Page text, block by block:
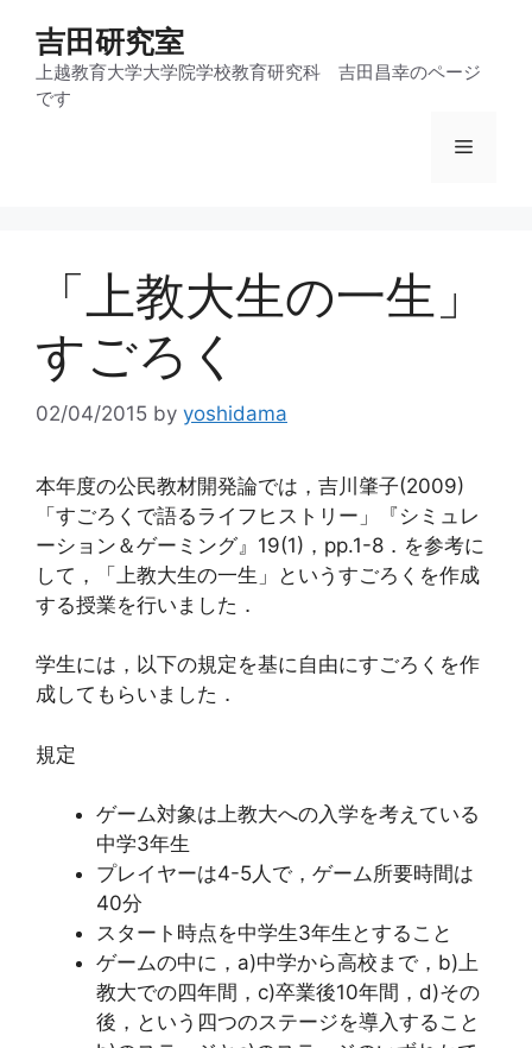
吉田研究室
上越教育大学大学院学校教育研究科 吉田昌幸のページ
です
メ
「上教大生の一生」
すごろく
02/04/2015 by yoshidama
本年度の公民教材開発論では，吉川肇子(2009)
「すごろくで語るライフヒストリー」『シミュレ
ーション＆ゲーミング』19(1)，pp.1-8．を参考に
して，「上教大生の一生」というすごろくを作成
する授業を行いました．
学生には，以下の規定を基に自由にすごろくを作
成してもらいました．
規定
ゲーム対象は上教大への入学を考えている
中学3年生
プレイヤーは4-5人で，ゲーム所要時間は
40分
スタート時点を中学生3年生とすること
ゲームの中に，a)中学から高校まで，b)上
教大での四年間，c)卒業後10年間，d)その
後，という四つのステージを導入すること